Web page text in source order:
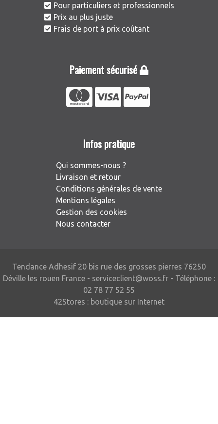
Pour particuliers et professionnels
Prix au plus juste
Frais de port à prix coûtant
Paiement sécurisé
Infos pratique
Qui sommes-nous ?
Livraison et retour
Conditions générales de vente
Mentions légales
Gestion des cookies
Nous contacter
Tendance Adhesif 20 bis rue des grosses pierres 76250
Déville les rouen France - serviceclient@woss.fr - Téléphone :
02 78 77 52 55
42Stores : boutique sur Internet